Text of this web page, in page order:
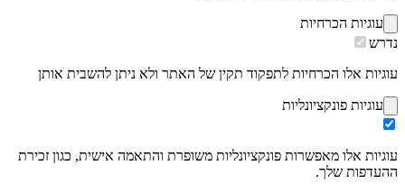
עוגיות הכרחיות
נדרש
עוגיות אלו הכרחיות לתפקוד תקין של האתר ולא ניתן להשבית אותן
עוגיות פונקציונליות
עוגיות אלו מאפשרות פונקציונליות משופרת והתאמה אישית, כגון זכירת
ההעדפות שלך.